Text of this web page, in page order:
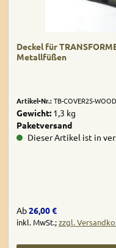
Deckel für
Metallfüßen
Artikel-Nr.:TB-COVER25-
Gewicht:1,3 kg
Paketversand
Dieser Artikel ist in
Regulärer Preis:
Ab26,00 €
inkl. MwSt.;zzgl.